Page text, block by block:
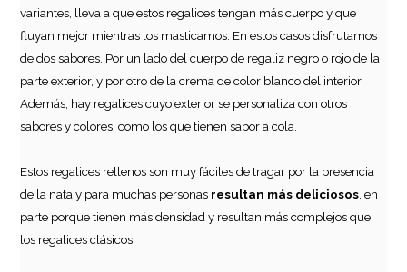
variantes, lleva a que estos regalices tengan más cuerpo y que
fluyan mejor mientras los masticamos. En estos casos disfrutamos
de dos sabores. Por un lado del cuerpo de regaliz negro o rojo de la
parte exterior, y por otro de la crema de color blanco del interior.
Además, hay regalices cuyo exterior se personaliza con otros
sabores y colores, como los que tienen sabor a cola.
Estos regalices rellenos son muy fáciles de tragar por la presencia
de la nata y para muchas personas resultan más deliciosos , en
parte porque tienen más densidad y resultan más complejos que
los regalices clásicos.